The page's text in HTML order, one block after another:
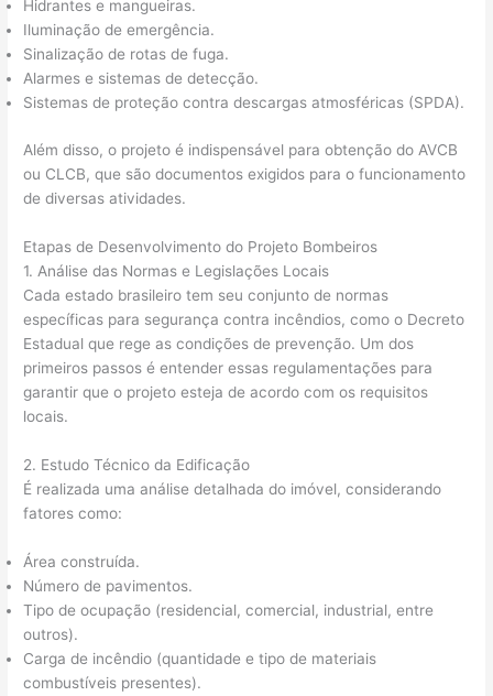
Hidrantes e mangueiras.
Iluminação de emergência.
Sinalização de rotas de fuga.
Alarmes e sistemas de detecção.
Sistemas de proteção contra descargas atmosféricas (SPDA).
Além disso, o projeto é indispensável para obtenção do AVCB
ou CLCB, que são documentos exigidos para o funcionamento
de diversas atividades.
Etapas de Desenvolvimento do Projeto Bombeiros
1. Análise das Normas e Legislações Locais
Cada estado brasileiro tem seu conjunto de normas
específicas para segurança contra incêndios, como o Decreto
Estadual que rege as condições de prevenção. Um dos
primeiros passos é entender essas regulamentações para
garantir que o projeto esteja de acordo com os requisitos
locais.
2. Estudo Técnico da Edificação
É realizada uma análise detalhada do imóvel, considerando
fatores como:
Área construída.
Número de pavimentos.
Tipo de ocupação (residencial, comercial, industrial, entre
outros).
Carga de incêndio (quantidade e tipo de materiais
combustíveis presentes).